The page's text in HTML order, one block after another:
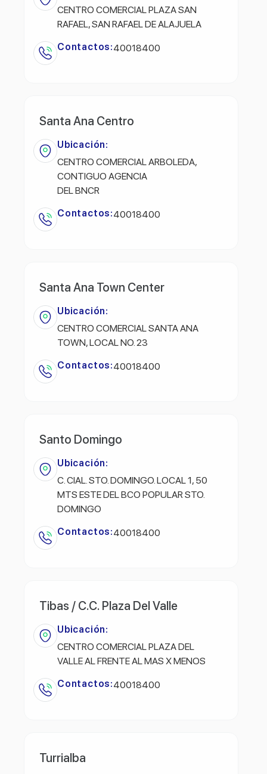
CENTRO COMERCIAL PLAZA SAN
RAFAEL, SAN RAFAEL DE ALAJUELA
Contactos:40018400
Santa Ana Centro
Ubicación:
CENTRO COMERCIAL ARBOLEDA,
CONTIGUO AGENCIA
DEL BNCR
Contactos:40018400
Santa Ana Town Center
Ubicación:
CENTRO COMERCIAL SANTA ANA
TOWN, LOCAL NO. 23
Contactos:40018400
Santo Domingo
Ubicación:
C. CIAL. STO. DOMINGO. LOCAL 1, 50
MTS ESTE DEL BCO POPULAR STO.
DOMINGO
Contactos:40018400
Tibas / C.C. Plaza Del Valle
Ubicación:
CENTRO COMERCIAL PLAZA DEL
VALLE AL FRENTE AL MAS X MENOS
Contactos:40018400
Turrialba